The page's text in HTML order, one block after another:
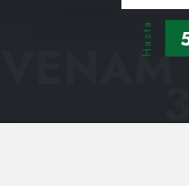
Hasta
VENAM